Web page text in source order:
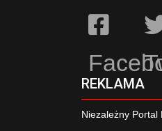
REKLAMA
Niezależny Portal